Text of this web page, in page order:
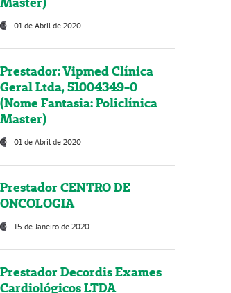
01 de Abril de 2020
Prestador: Vipmed Clínica
Geral Ltda, 51004349-0
(Nome Fantasia: Policlínica
Master)
01 de Abril de 2020
Prestador CENTRO DE
ONCOLOGIA
15 de Janeiro de 2020
Prestador Decordis Exames
Cardiológicos LTDA